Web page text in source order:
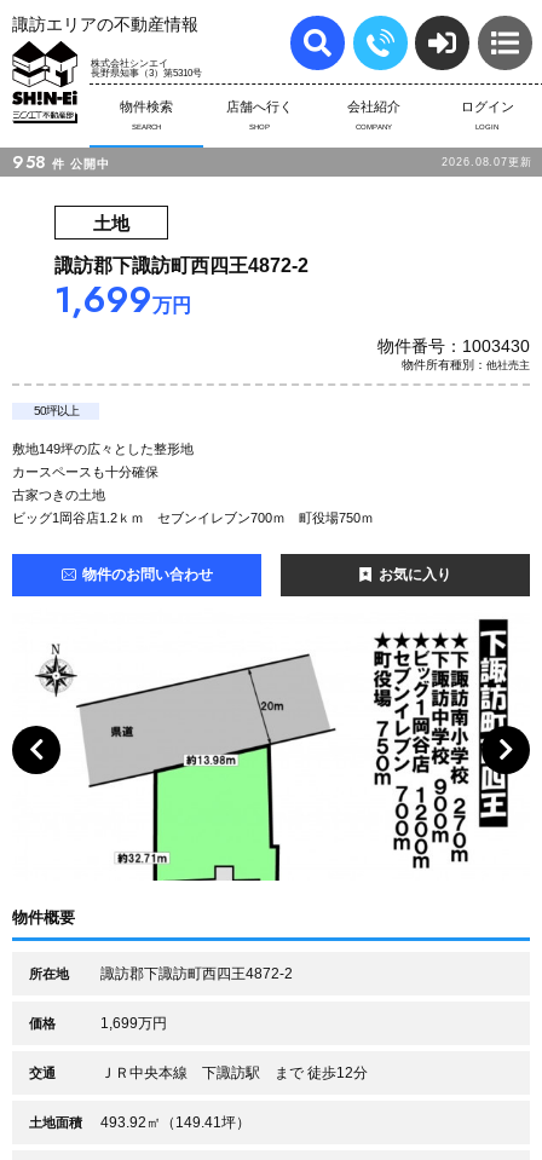
諏訪エリアの不動産情報
株式会社シンエイ
長野県知事（3）第5310号
物件検索
SEARCH
店舗へ行く
SHOP
会社紹介
COMPANY
ログイン
LOGIN
958 件 公開中 2026.08.07更新
土地
諏訪郡下諏訪町西四王4872-2
1,699万円
物件番号：1003430
物件所有種別： 他社売主
50坪以上
敷地149坪の広々とした整形地
カースペースも十分確保
古家つきの土地
ビッグ1岡谷店1.2ｋｍ セブンイレブン700ｍ 町役場750ｍ
物件のお問い合わせ お気に入り
物件概要
所在地 諏訪郡下諏訪町西四王4872-2
価格 1,699万円
交通 ＪＲ中央本線 下諏訪駅 まで 徒歩12分
土地面積 493.92㎡（149.41坪）